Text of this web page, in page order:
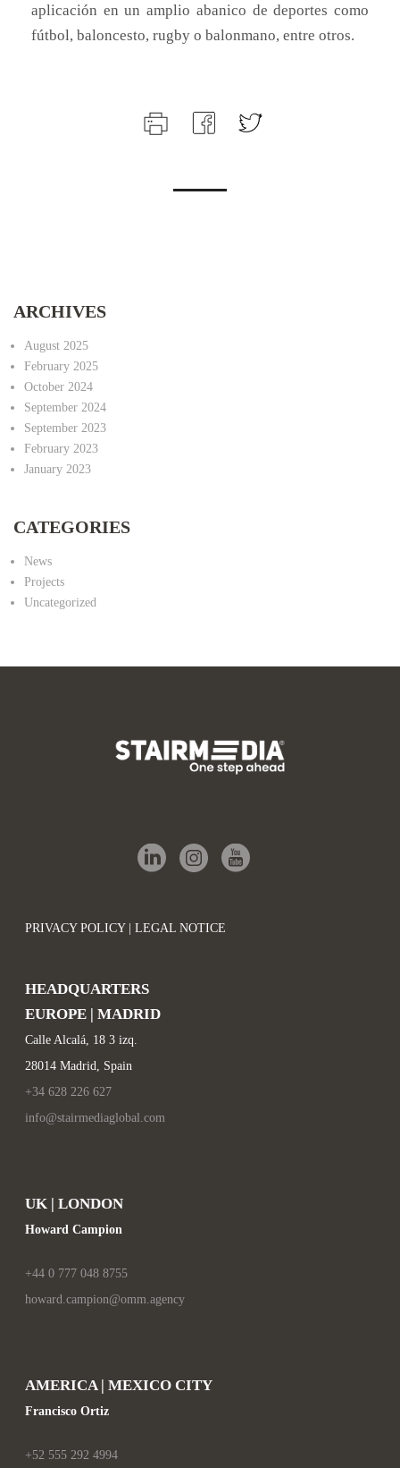
aplicación en un amplio abanico de deportes como
fútbol, baloncesto, rugby o balonmano, entre otros.
ARCHIVES
August 2025
February 2025
October 2024
September 2024
September 2023
February 2023
January 2023
CATEGORIES
News
Projects
Uncategorized
PRIVACY POLICY | LEGAL NOTICE
HEADQUARTERS
EUROPE | MADRID
Calle Alcalá, 18 3 izq.
28014 Madrid, Spain
+34 628 226 627
info@stairmediaglobal.com
UK | LONDON
Howard Campion
+44 0 777 048 8755
howard.campion@omm.agency
AMERICA | MEXICO CITY
Francisco Ortiz
+52 555 292 4994